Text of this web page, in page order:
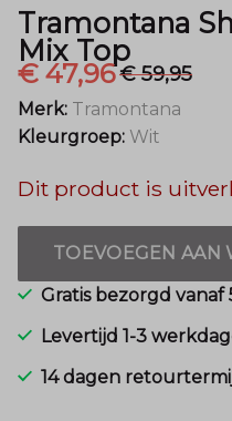
Tramontana
Mix Top
€ 47,96€ 59,95
Merk: Tramontana
Kleurgroep: Wit
Dit product is
TOEVOEGEN AAN
Gratis bezorgd vanaf
Levertijd 1-3
14 dagen